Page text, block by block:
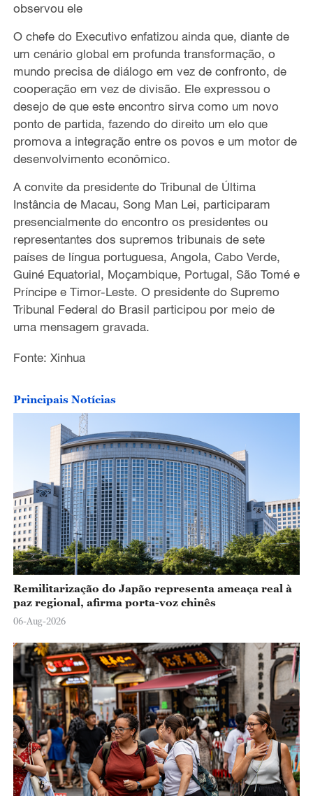
observou ele
O chefe do Executivo enfatizou ainda que, diante de
um cenário global em profunda transformação, o
mundo precisa de diálogo em vez de confronto, de
cooperação em vez de divisão. Ele expressou o
desejo de que este encontro sirva como um novo
ponto de partida, fazendo do direito um elo que
promova a integração entre os povos e um motor de
desenvolvimento econômico.
A convite da presidente do Tribunal de Última
Instância de Macau, Song Man Lei, participaram
presencialmente do encontro os presidentes ou
representantes dos supremos tribunais de sete
países de língua portuguesa, Angola, Cabo Verde,
Guiné Equatorial, Moçambique, Portugal, São Tomé e
Príncipe e Timor-Leste. O presidente do Supremo
Tribunal Federal do Brasil participou por meio de
uma mensagem gravada.
Fonte: Xinhua
Principais Notícias
Remilitarização do Japão representa ameaça real à
paz regional, afirma porta-voz chinês
06-Aug-2026